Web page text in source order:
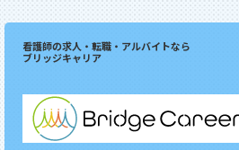
看護師の求人・転職・アルバイトなら
ブリッジキャリア